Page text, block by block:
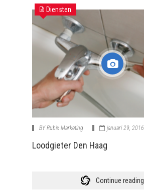
Diensten
BYRubix Marketing januari 29, 2016
Loodgieter Den Haag
Continue reading